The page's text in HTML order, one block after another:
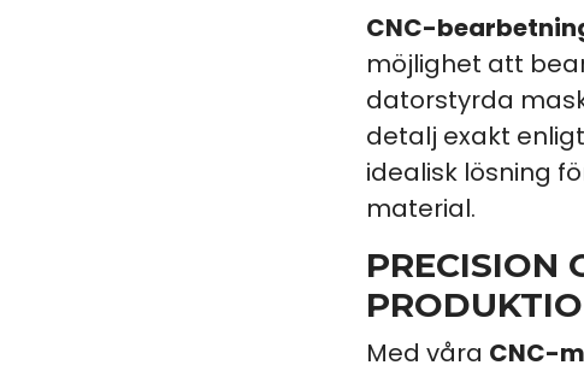
CNC-
möjlighet att
datorstyrda
detalj exakt
idealisk lösning
material.
PRECISION
Med våra CNC-